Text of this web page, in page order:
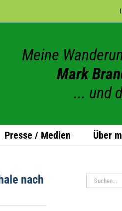
Meine
Mark
... und
Presse / Medien Über
nach
Suche